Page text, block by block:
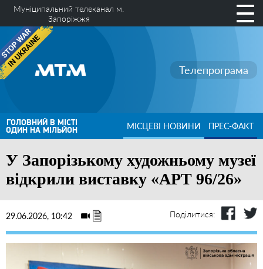
Муніципальний телеканал м.
Запоріжжя
Телепрограма
ГОЛОВНИЙ В МІСТІ
ОДИН НА МІЛЬЙОН МІСЦЕВІ НОВИНИ ПРЕС-ФАКТ
У Запорізькому художньому музеї
відкрили виставку «АРТ 96/26»
29.06.2026, 10:42 Поділитися: